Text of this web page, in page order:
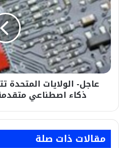
المتحدة
تتحرك
لمنع
تصدير
رقائق
ذكاء
اصطناعي
متقدمة
صينية
عاجل- الولايات المتحدة
ذكاء اصطناعي
مقالات ذات صلة